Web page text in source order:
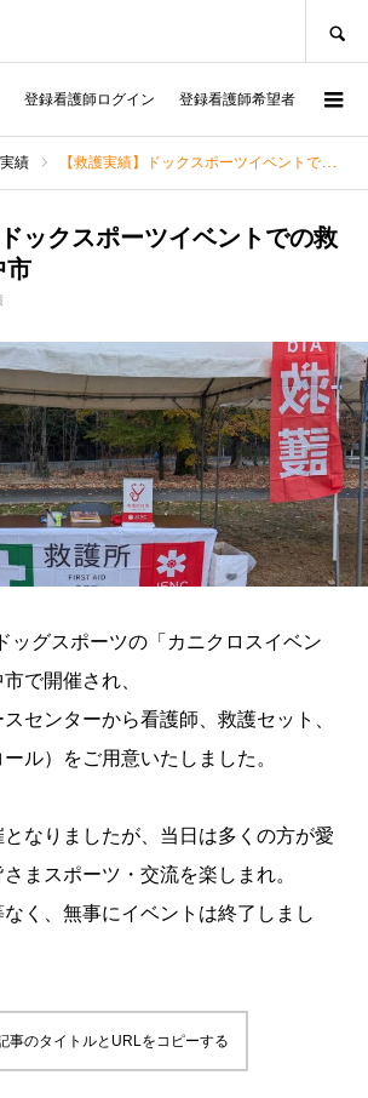
登録看護師ログイン 登録看護師希望者
績 【救護実績】ドックスポーツイベントでの救護待機 in 豊中市
ドックスポーツイベントでの救
市
ッグスポーツの「カニクロスイベン
で開催され、
センターから看護師、救護セット、
ル）をご用意いたしました。
なりましたが、当日は多くの方が愛
まスポーツ・交流を楽しまれ。
く、無事にイベントは終了しまし
事のタイトルとURLをコピーする